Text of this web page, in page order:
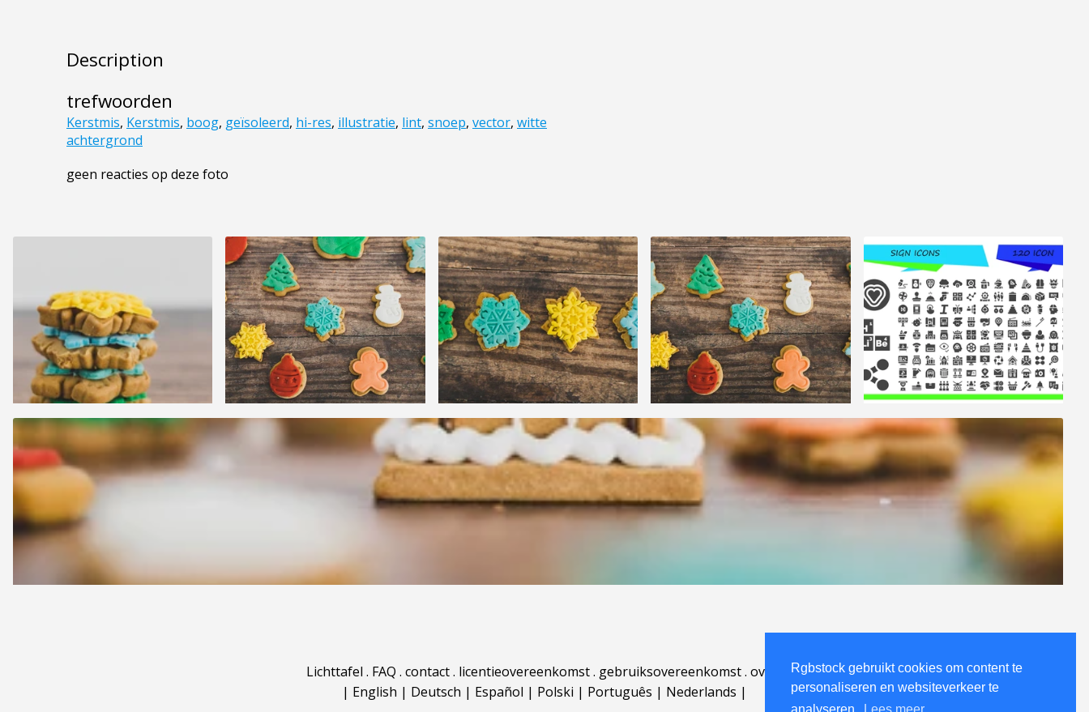
Rgbstock gebruikt cookies om content te
personaliseren en websiteverkeer te
Description
trefwoorden
Kerstmis, Kerstmis, boog, geïsoleerd, hi-res, illustratie, lint, snoep, vector, witte
achtergrond
geen reacties op deze foto
Lichttafel . FAQ . contact. licentieovereenkomst. gebruiksovereenkomst. over
| English | Deutsch | Español | Polski | Português | Nederlands |